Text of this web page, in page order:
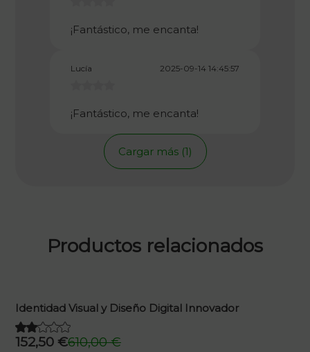
¡Fantástico, me encanta!
Lucía 2025-09-14 14:45:57
¡Fantástico, me encanta!
Cargar más (1)
Productos relacionados
Identidad Visual y Diseño Digital Innovador
610,00€
152,50 €